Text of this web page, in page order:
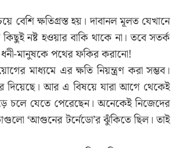
ক্ষতিগ্রস্ত হয়। দাবানল মূলত যেখানে
নষ্ট হওয়ার বাকি থাকে না। তবে সতর্ক
মানুষকে পথের ফকির করানো!
মাধ্যমে এর ক্ষতি নিয়ন্ত্রণ করা সম্ভব।
দিয়েছে। আর এ বিষয়ে যারা আগে থেকেই
চলে যেতে পেরেছেন। অনেকেই নিজেদের
‘আগুনের টর্নেডো’র ঝুঁকিতে ছিল। তাই